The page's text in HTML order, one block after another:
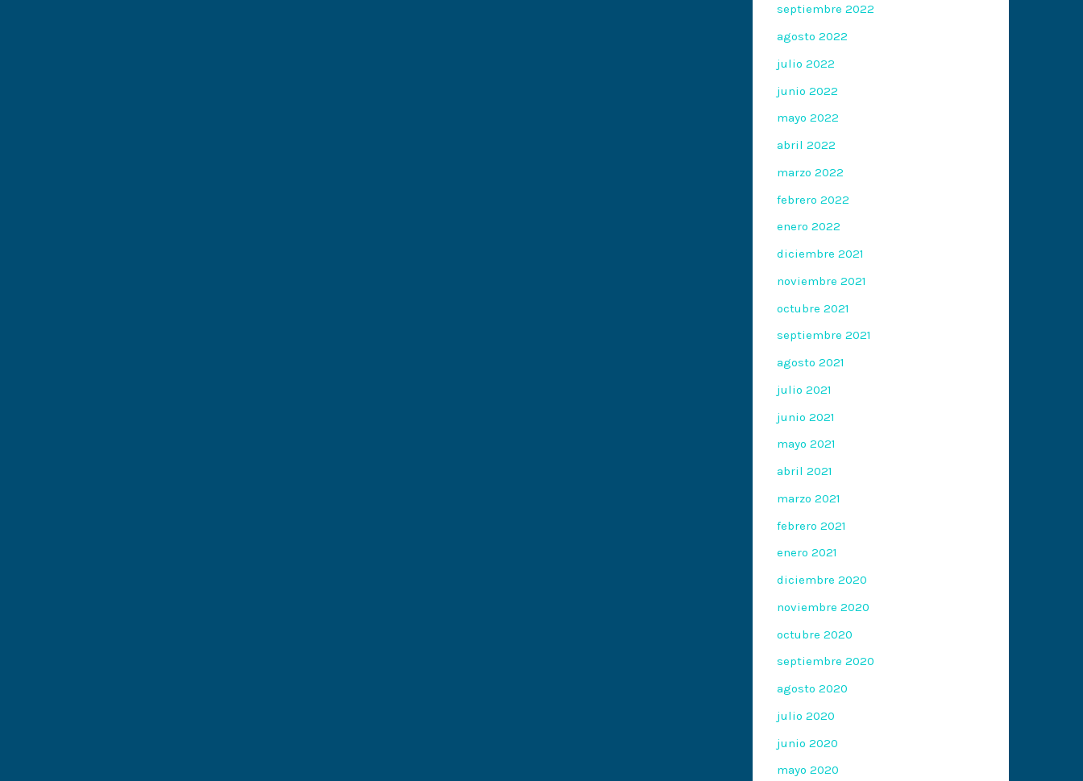
septiembre 2022
agosto 2022
julio 2022
junio 2022
mayo 2022
abril 2022
marzo 2022
febrero 2022
enero 2022
diciembre 2021
noviembre 2021
octubre 2021
septiembre 2021
agosto 2021
julio 2021
junio 2021
mayo 2021
abril 2021
marzo 2021
febrero 2021
enero 2021
diciembre 2020
noviembre 2020
octubre 2020
septiembre 2020
agosto 2020
julio 2020
junio 2020
mayo 2020